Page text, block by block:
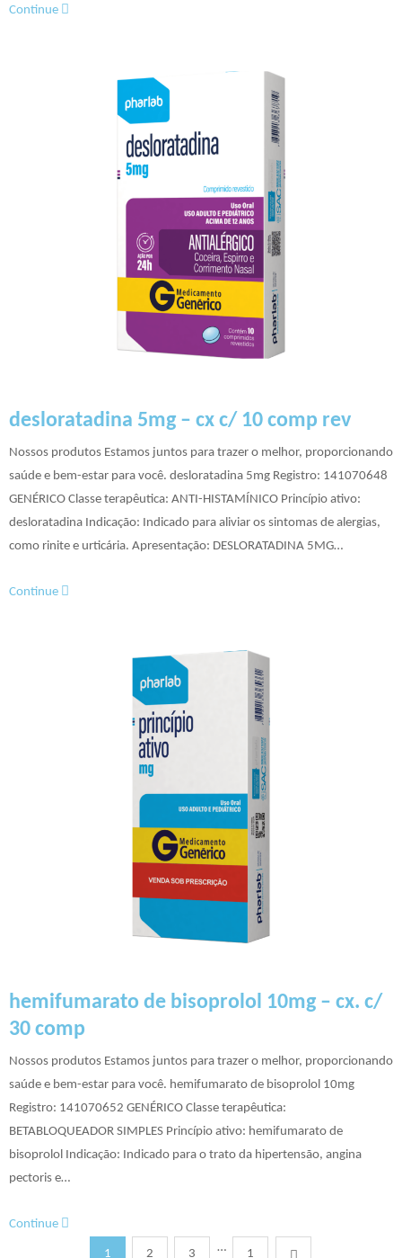
Continue
desloratadina 5mg – cx c/ 10 comp rev
Nossos produtos Estamos juntos para trazer o melhor, proporcionando
saúde e bem-estar para você. desloratadina 5mg Registro: 141070648​​
GENÉRICO Classe terapêutica: ANTI-HISTAMÍNICO Princípio ativo:
desloratadina Indicação: Indicado para aliviar os sintomas de alergias,
como rinite e urticária. Apresentação: DESLORATADINA 5MG…
Continue
hemifumarato de bisoprolol 10mg – cx. c/
30 comp
Nossos produtos Estamos juntos para trazer o melhor, proporcionando
saúde e bem-estar para você. hemifumarato de bisoprolol 10mg
Registro: 141070652 GENÉRICO Classe terapêutica:
BETABLOQUEADOR SIMPLES Princípio ativo: hemifumarato de
bisoprolol Indicação: Indicado para o trato da hipertensão, angina
pectoris e…
Continue
1 2 3 … 1